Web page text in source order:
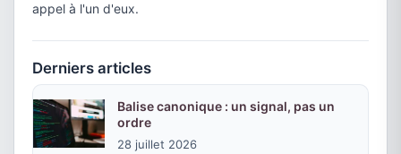
appel à l'un d'eux.
Derniers articles
Balise canonique : un signal, pas un
ordre
28 juillet 2026